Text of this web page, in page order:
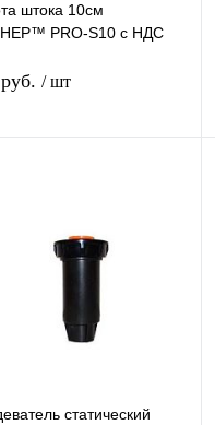
штока 10см
PRO-S10 с НДС
/ шт
Сравнение
(57)
статический